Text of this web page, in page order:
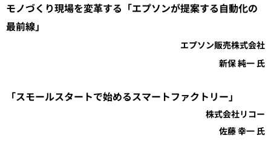
モノづくり現場を変革する「エプソンが提案する自動化の
最前線」
エプソン販売株式会社
新保 純一 氏
「スモールスタートで始めるスマートファクトリー」
株式会社リコー
佐藤 幸一 氏